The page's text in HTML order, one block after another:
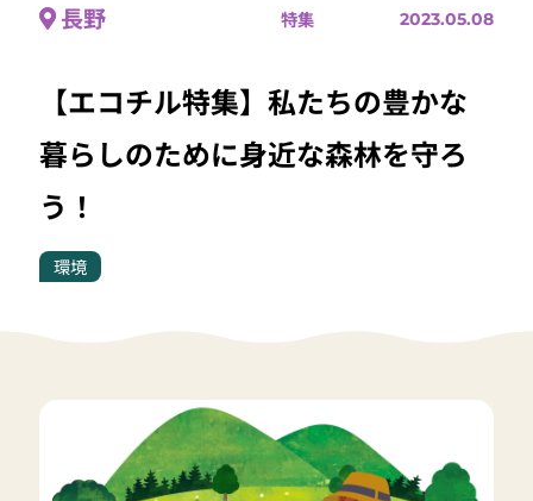
長野 特集 2023.05.08
【エコチル特集】私たちの豊かな
暮らしのために身近な森林を守ろ
う！
環境